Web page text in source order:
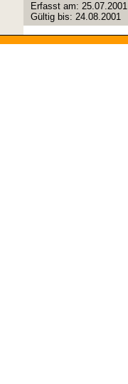
Erfasst am: 25.07.2001
Gültig bis: 24.08.2001